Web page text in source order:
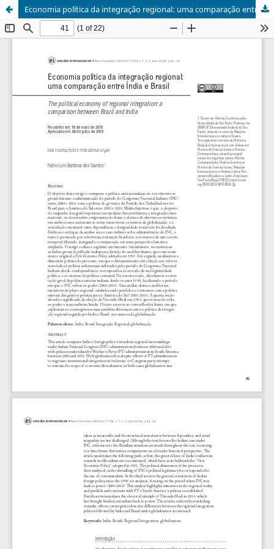
Economia política da integração regional: uma comparação entre Índia e Brasil